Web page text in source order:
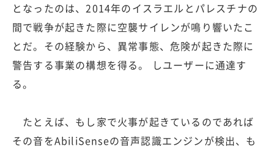
となったのは、2014年のイスラエルとパレスチナの
間で戦争が起きた際に空襲サイレンが鳴り響いたこ
とだ。その経験から、異常事態、危険が起きた際に
警告する事業の構想を得る。 しユーザーに通達す
る。
たとえば、もし家で火事が起きているのであれば
その音をAbiliSenseの音声認識エンジンが検出、も